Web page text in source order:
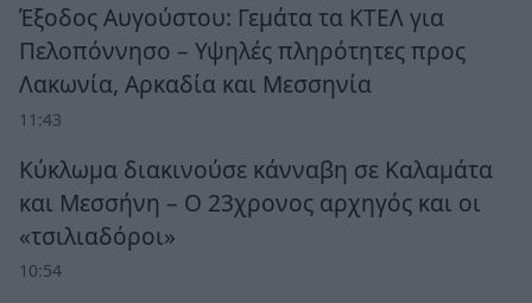
Έξοδος Αυγούστου: Γεμάτα τα ΚΤΕΛ για
Πελοπόννησο – Υψηλές πληρότητες προς
Λακωνία, Αρκαδία και Μεσσηνία
11:43
Κύκλωμα διακινούσε κάνναβη σε Καλαμάτα
και Μεσσήνη – Ο 23χρονος αρχηγός και οι
«τσιλιαδόροι»
10:54